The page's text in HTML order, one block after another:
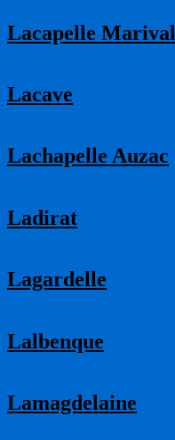
Lacapelle Marival
Lacave
Lachapelle Auzac
Ladirat
Lagardelle
Lalbenque
Lamagdelaine